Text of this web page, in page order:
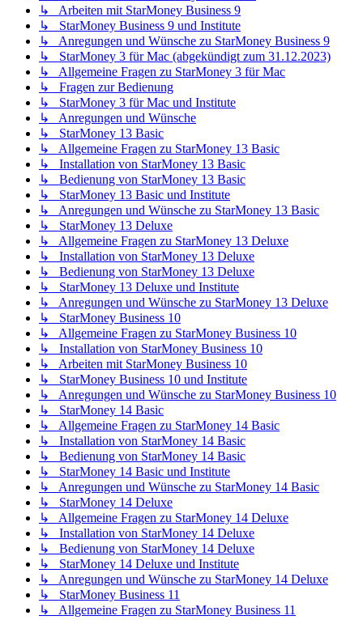
↳ Arbeiten mit StarMoney Business 9
↳ StarMoney Business 9 und Institute
↳ Anregungen und Wünsche zu StarMoney Business 9
↳ StarMoney 3 für Mac (abgekündigt zum 31.12.2023)
↳ Allgemeine Fragen zu StarMoney 3 für Mac
↳ Fragen zur Bedienung
↳ StarMoney 3 für Mac und Institute
↳ Anregungen und Wünsche
↳ StarMoney 13 Basic
↳ Allgemeine Fragen zu StarMoney 13 Basic
↳ Installation von StarMoney 13 Basic
↳ Bedienung von StarMoney 13 Basic
↳ StarMoney 13 Basic und Institute
↳ Anregungen und Wünsche zu StarMoney 13 Basic
↳ StarMoney 13 Deluxe
↳ Allgemeine Fragen zu StarMoney 13 Deluxe
↳ Installation von StarMoney 13 Deluxe
↳ Bedienung von StarMoney 13 Deluxe
↳ StarMoney 13 Deluxe und Institute
↳ Anregungen und Wünsche zu StarMoney 13 Deluxe
↳ StarMoney Business 10
↳ Allgemeine Fragen zu StarMoney Business 10
↳ Installation von StarMoney Business 10
↳ Arbeiten mit StarMoney Business 10
↳ StarMoney Business 10 und Institute
↳ Anregungen und Wünsche zu StarMoney Business 10
↳ StarMoney 14 Basic
↳ Allgemeine Fragen zu StarMoney 14 Basic
↳ Installation von StarMoney 14 Basic
↳ Bedienung von StarMoney 14 Basic
↳ StarMoney 14 Basic und Institute
↳ Anregungen und Wünsche zu StarMoney 14 Basic
↳ StarMoney 14 Deluxe
↳ Allgemeine Fragen zu StarMoney 14 Deluxe
↳ Installation von StarMoney 14 Deluxe
↳ Bedienung von StarMoney 14 Deluxe
↳ StarMoney 14 Deluxe und Institute
↳ Anregungen und Wünsche zu StarMoney 14 Deluxe
↳ StarMoney Business 11
↳ Allgemeine Fragen zu StarMoney Business 11